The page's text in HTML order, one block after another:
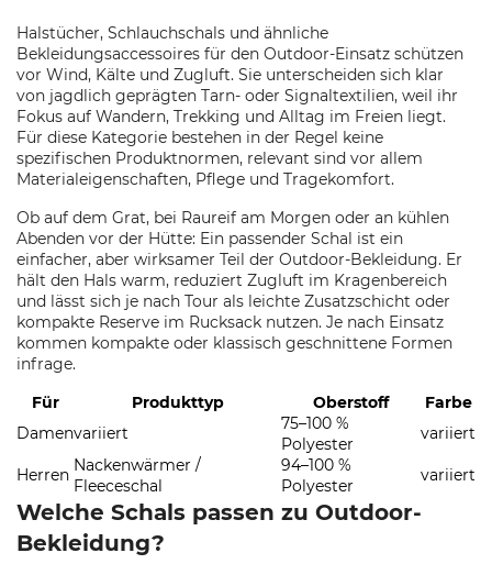
Halstücher, Schlauchschals und ähnliche
Bekleidungsaccessoires für den Outdoor-Einsatz schützen
vor Wind, Kälte und Zugluft. Sie unterscheiden sich klar
von jagdlich geprägten Tarn- oder Signaltextilien, weil ihr
Fokus auf Wandern, Trekking und Alltag im Freien liegt.
Für diese Kategorie bestehen in der Regel keine
spezifischen Produktnormen, relevant sind vor allem
Materialeigenschaften, Pflege und Tragekomfort.
Ob auf dem Grat, bei Raureif am Morgen oder an kühlen
Abenden vor der Hütte: Ein passender Schal ist ein
einfacher, aber wirksamer Teil der Outdoor-Bekleidung. Er
hält den Hals warm, reduziert Zugluft im Kragenbereich
und lässt sich je nach Tour als leichte Zusatzschicht oder
kompakte Reserve im Rucksack nutzen. Je nach Einsatz
kommen kompakte oder klassisch geschnittene Formen
infrage.
Für
Produkttyp Oberstoff
Farbe
Damenvariiert
75–100 %
Polyester
variiert
Herren Nackenwärmer /
Fleeceschal
94–100 %
Polyester
variiert
Welche Schals passen zu Outdoor-
Bekleidung?